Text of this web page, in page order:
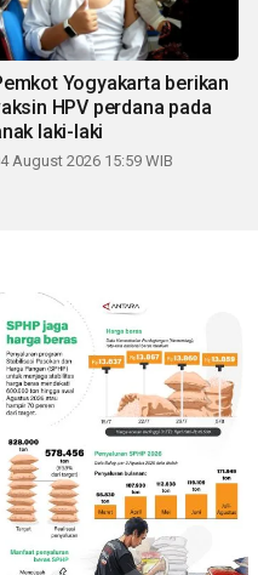
Yogyakarta berikan
HPV perdana pada
laki-laki
August 2026 15:59 WIB